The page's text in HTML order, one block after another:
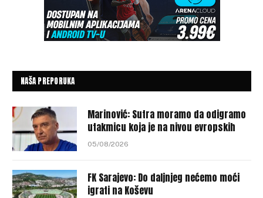
NAŠA PREPORUKA
Marinović: Sutra moramo da odigramo
utakmicu koja je na nivou evropskih
05/08/2026
FK Sarajevo: Do daljnjeg nećemo moći
igrati na Koševu